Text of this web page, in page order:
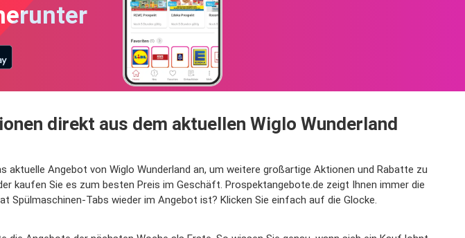
direkt aus dem aktuellen Wiglo Wunderland
Angebot von Wiglo Wunderland an, um weitere großartige Aktionen und Rabatte zu
kaufen Sie es zum besten Preis im Geschäft. Prospektangebote.de zeigt Ihnen immer die
Tabs wieder im Angebot ist? Klicken Sie einfach auf die Glocke.